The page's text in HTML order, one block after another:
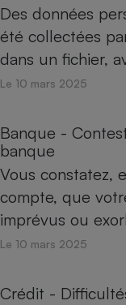
Des données
été collectées
dans un fichier,
Le 10 mars 2025
Banque -
banque
Vous constatez,
compte, que
imprévus ou
Le 10 mars 2025
Crédit -